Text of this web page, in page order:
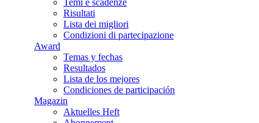
Temi e scadenze
Risultati
Lista dei migliori
Condizioni di partecipazione
Award
Temas y fechas
Resultados
Lista de los mejores
Condiciones de participación
Magazin
Aktuelles Heft